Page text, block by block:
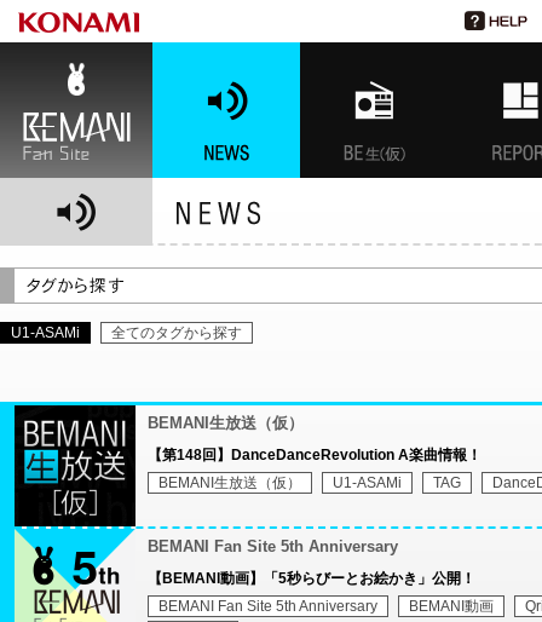
U1-ASAMi 全てのタグから探す
BEMANI生放送（仮）
【第148回】DanceDanceRevolution A楽曲情報！
BEMANI生放送（仮）
U1-ASAMi TAG
BEMANI Fan Site 5th Anniversary
【BEMANI動画】「5秒らびーとお絵かき」公開！
BEMANI Fan Site 5th Anniversary
BEMANI動画